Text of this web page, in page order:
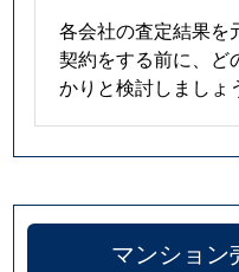
各会社の査定結果を
契約をする前に、ど
かりと検討しましょ
マンション